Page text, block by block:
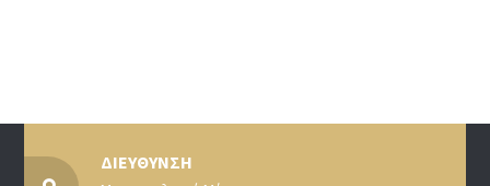
ΔΙΕΥΘΥΝΣΗ